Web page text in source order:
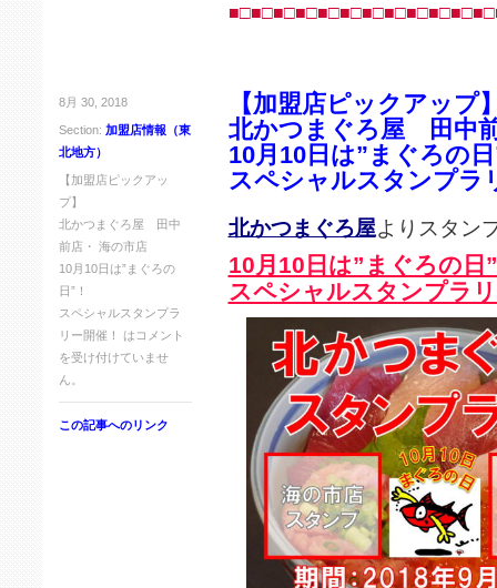
8月 30, 2018
Section: 加盟店情報（東
北地方）
【加盟店ピックアッ
プ】
北かつまぐろ屋 田中
前店・ 海の市店
10月10日は”まぐろの
日”！
スペシャルスタンプラ
リー開催！ は コメント
を受け付けていませ
ん。
この記事へのリンク
【加盟店ピックアップ
北かつまぐろ屋 田中
10月10日は”まぐろの
スペシャルスタンプラ
北かつまぐろ屋よりスタン
10月10日は”まぐろの日
スペシャルスタンプラ